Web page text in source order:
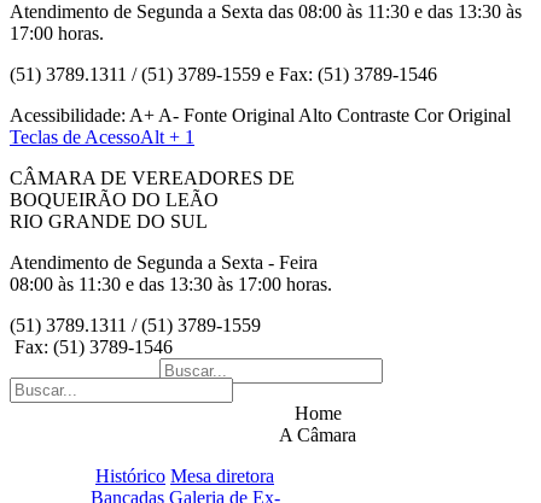
Atendimento de Segunda a Sexta das 08:00 às 11:30 e das 13:30 às
17:00 horas.
(51) 3789.1311 / (51) 3789-1559 e Fax: (51) 3789-1546
Acessibilidade: A+ A- Fonte Original Alto Contraste Cor Original
Teclas de AcessoAlt + 1
CÂMARA DE VEREADORES DE
BOQUEIRÃO DO LEÃO
RIO GRANDE DO SUL
Atendimento de Segunda a Sexta - Feira
08:00 às 11:30 e das 13:30 às 17:00 horas.
(51) 3789.1311 / (51) 3789-1559
Fax: (51) 3789-1546
Home
A Câmara
Histórico Mesa diretora
Bancadas Galeria de Ex-